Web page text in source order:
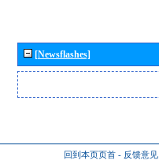
[Newsflashes]
回到本页页首 - 反馈意见